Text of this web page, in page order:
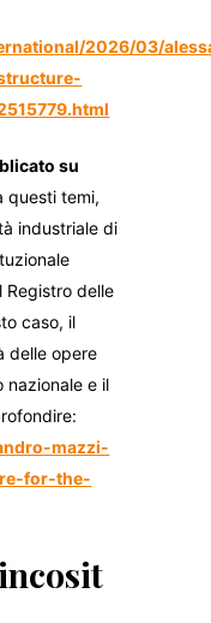
2026/03/
su
questi temi,
industriale di
Registro delle
caso, il
delle opere
nazionale e il
mazzi-
for-the-